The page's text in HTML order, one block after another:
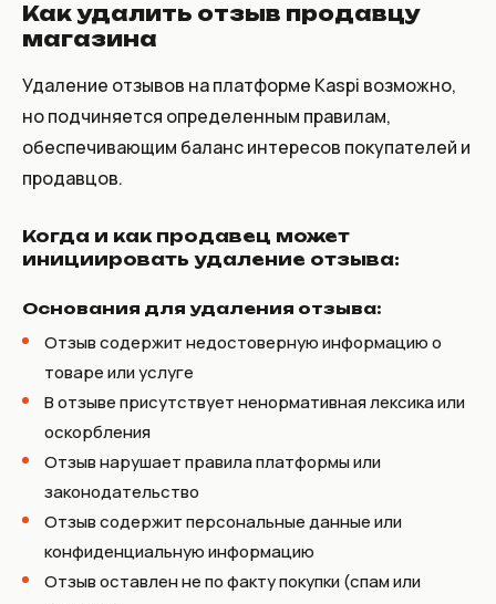
Как удалить отзыв продавцу
магазина
Удаление отзывов на платформе Kaspi возможно,
но подчиняется определенным правилам,
обеспечивающим баланс интересов покупателей и
продавцов.
Когда и как продавец может
инициировать удаление отзыва:
Основания для удаления отзыва:
Отзыв содержит недостоверную информацию о
товаре или услуге
В отзыве присутствует ненормативная лексика или
оскорбления
Отзыв нарушает правила платформы или
законодательство
Отзыв содержит персональные данные или
конфиденциальную информацию
Отзыв оставлен не по факту покупки (спам или